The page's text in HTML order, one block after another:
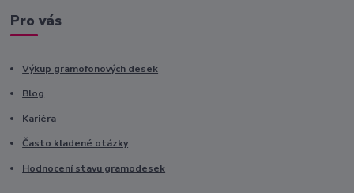
Pro vás
Výkup gramofonových desek
Blog
Kariéra
Často kladené otázky
Hodnocení stavu gramodesek